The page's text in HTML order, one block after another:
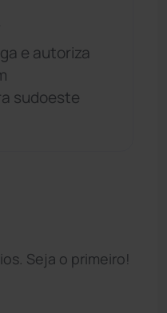
e autoriza
sudoeste
Seja o primeiro!